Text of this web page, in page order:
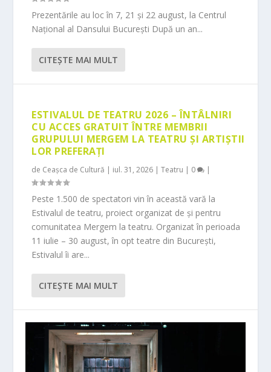
Prezentările au loc în 7, 21 și 22 august, la Centrul
Național al Dansului București După un an...
CITEŞTE MAI MULT
ESTIVALUL DE TEATRU 2026 – ÎNTÂLNIRI
CU ACCES GRATUIT ÎNTRE MEMBRII
GRUPULUI MERGEM LA TEATRU ȘI ARTIȘTII
LOR PREFERAȚI
de Ceașca de Cultură | iul. 31, 2026 |Teatru | 0 |
Peste 1.500 de spectatori vin în această vară la
Estivalul de teatru, proiect organizat de și pentru
comunitatea Mergem la teatru. Organizat în perioada
11 iulie – 30 august, în opt teatre din București,
Estivalul îi are...
CITEŞTE MAI MULT